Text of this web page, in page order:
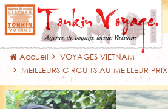
Accueil
VOYAGES VIETNAM
MEILLEURS CIRCUITS AU MEILLEUR PRIX